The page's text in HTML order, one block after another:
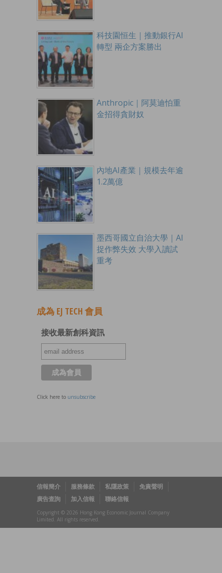
科技園恒生｜推動銀行AI
轉型 兩企方案勝出
Anthropic｜阿莫迪怕重
金招得貪財奴
內地AI產業｜規模去年逾
1.2萬億
墨西哥國立自治大學｜AI
捉作弊失效 大學入讀試
重考
成為 EJ TECH 會員
接收最新創科資訊
Click here to unsubscribe
信報簡介 服務條款 私隱政策
免責聲明
廣告查詢
加入信報 聯絡信報
Copyright © 2026 Hong Kong Economic Journal Company
Limited. All rights reserved.